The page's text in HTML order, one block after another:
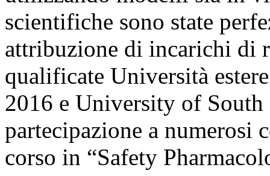
scientifiche sono state
attribuzione di incarichi di
qualificate Università
2016 e University of
partecipazione a
corso in “Safety